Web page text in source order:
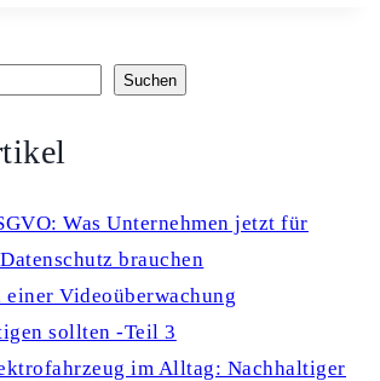
–
ändert
mit
der
DS-
GVO,
was
Suchen
Was Unternehmen jetzt für
brauchen
einer Videoüberwachung
sollten -Teil 3
im Alltag: Nachhaltiger